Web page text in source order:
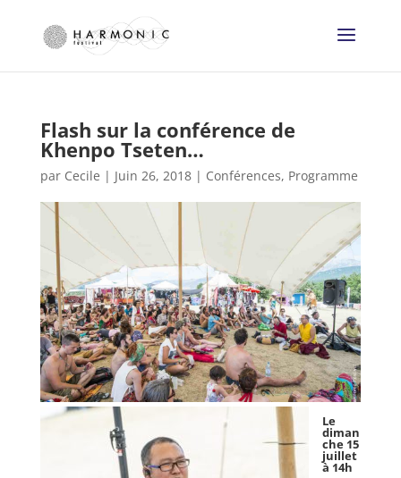
Flash sur la conférence de
Khenpo Tseten…
par Cecile | Juin 26, 2018| Conférences, Programme
Le
diman
che 15
juillet
à 14h